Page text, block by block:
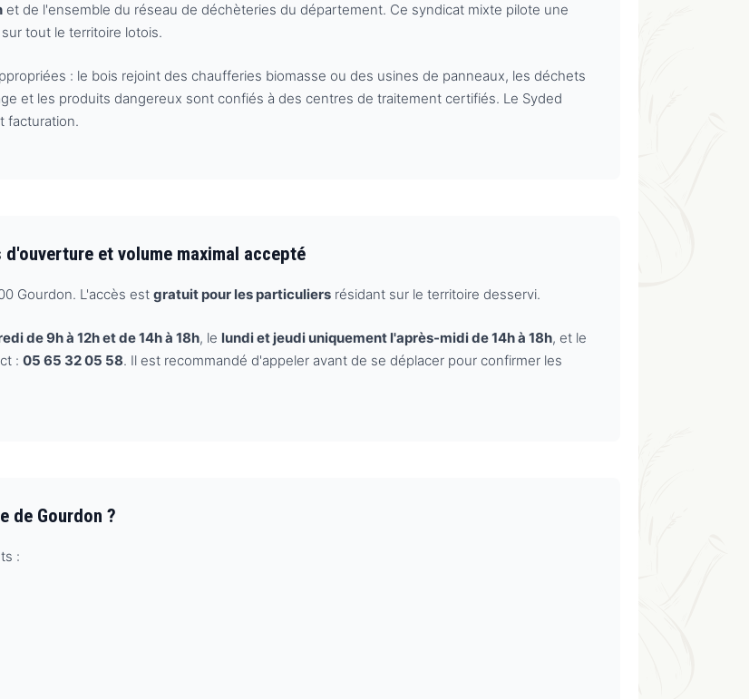
et de l'ensemble du réseau de déchèteries du département. Ce syndicat mixte pilote une
tout le territoire lotois.
: le bois rejoint des chaufferies biomasse ou des usines de panneaux, les déchets
et les produits dangereux sont confiés à des centres de traitement certifiés. Le Syded
facturation.
et volume maximal accepté
Gourdon. L'accès est gratuit pour les particuliers résidant sur le territoire desservi.
de 9h à 12h et de 14h à 18h, le lundi et jeudi uniquement l'après-midi de 14h à 18h, et le
: 05 65 32 05 58. Il est recommandé d'appeler avant de se déplacer pour confirmer les
de Gourdon ?
: